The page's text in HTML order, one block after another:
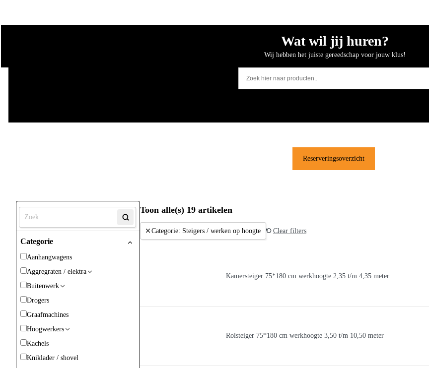
Wat wil jij huren?
Wij hebben het juiste gereedschap voor jouw klus!
Reserveringsoverzicht
Categorie
Aanhangwagens
Aggregraten / elektra
Buitenwerk
Drogers
Graafmachines
Hoogwerkers
Kachels
Kniklader / shovel
Toon alle(s) 19 artikelen
Categorie: Steigers / werken op hoogte Clear filters
Kamersteiger 75*180 cm werkhoogte 2,35 t/m 4,35 meter
Rolsteiger 75*180 cm werkhoogte 3,50 t/m 10,50 meter